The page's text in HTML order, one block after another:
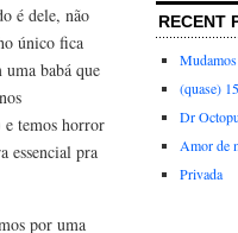
é dele, não
único fica
babá que
e temos horror
essencial pra
por uma
RECENT
(quase)
Dr
Amor de
Privada